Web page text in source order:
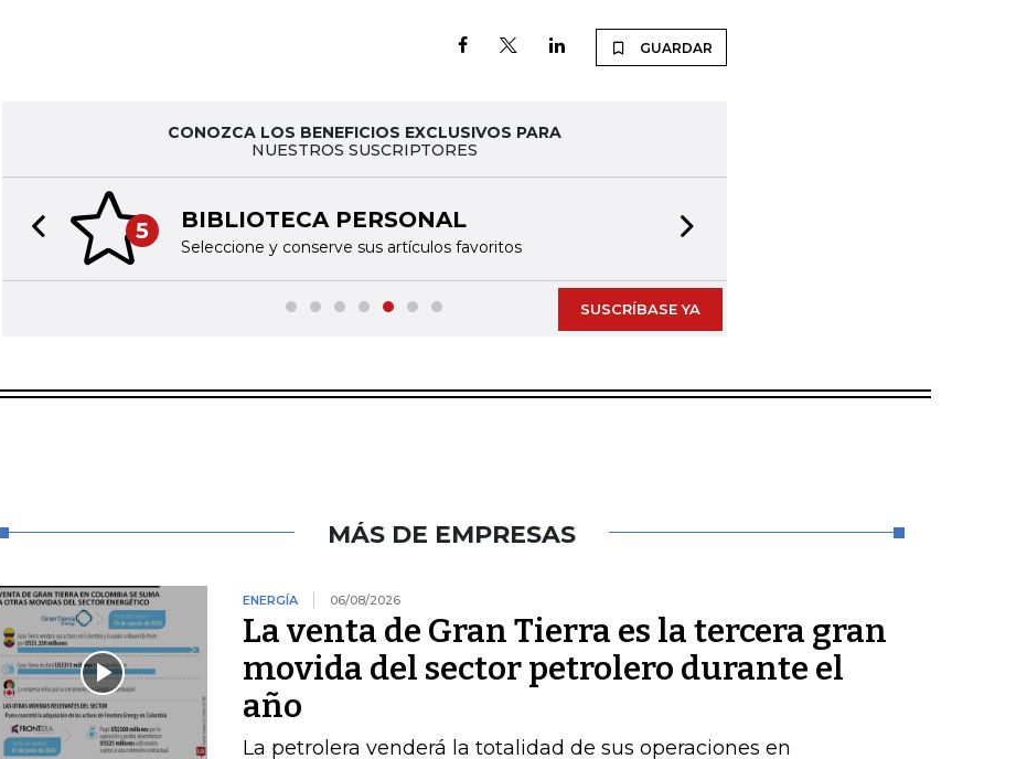
GUARDAR
CONOZCA LOS BENEFICIOS EXCLUSIVOS PARA
NUESTROS SUSCRIPTORES
5 BIBLIOTECA PERSONAL
Seleccione y conserve sus artículos favoritos
Previous slide
SUSCRÍBASE YA
MÁS DE EMPRESAS
ENERGÍA 06/08/2026
La venta de Gran Tierra es la tercera gran
movida del sector petrolero durante el
año
La petrolera venderá la totalidad de sus operaciones en